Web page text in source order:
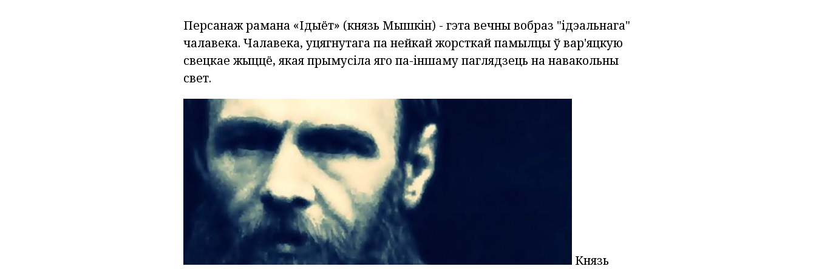
Персанаж рамана «Ідыёт» (князь Мышкін) - гэта вечны вобраз "ідэальнага"
чалавека. Чалавека, уцягнутага па нейкай жорсткай памылцы ў вар'яцкую
свецкае жыццё, якая прымусіла яго па-іншаму паглядзець на навакольны
свет.
Князь